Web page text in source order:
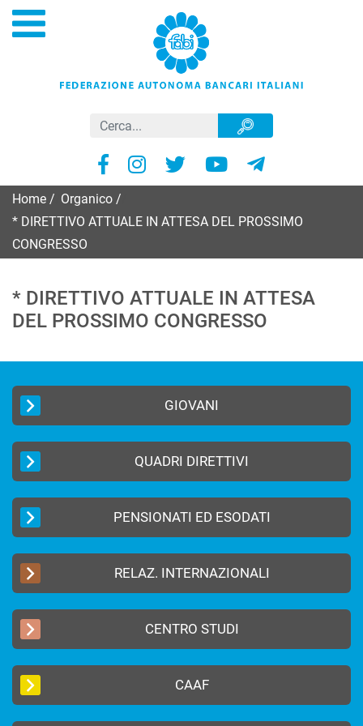
Home Organico
* DIRETTIVO ATTUALE IN ATTESA DEL PROSSIMO
CONGRESSO
* DIRETTIVO ATTUALE IN ATTESA
DEL PROSSIMO CONGRESSO
GIOVANI
QUADRI DIRETTIVI
PENSIONATI ED ESODATI
RELAZ. INTERNAZIONALI
CENTRO STUDI
CAAF